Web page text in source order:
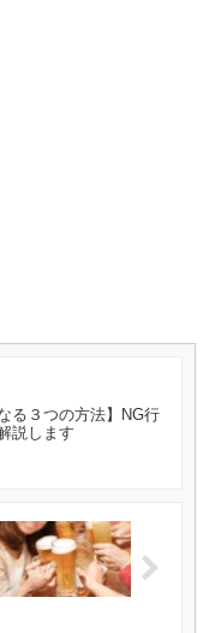
る３つの方法】NG行
説します